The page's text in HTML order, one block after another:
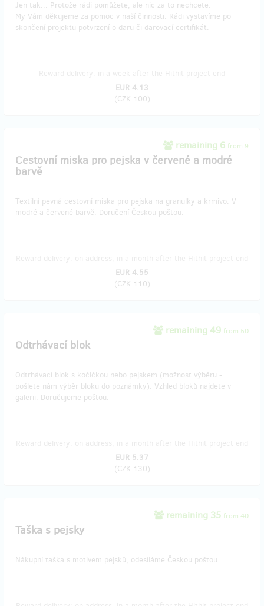
Jen tak... Protože rádi pomůžete, ale nic za to nechcete.
My Vám děkujeme za pomoc v naší činnosti. Rádi vystavíme po
skončení projektu potvrzení o daru či darovací certifikát.
EUR 4.13
(CZK 100)
remaining 6 from 9
Cestovní miska pro pejska v červené a modré
barvě
Textilní pevná cestovní miska pro pejska na granulky a krmivo. V
modré a červené barvě. Doručení Českou poštou.
EUR 4.55
(CZK 110)
remaining 49 from 50
Odtrhávací blok
Odtrhávací blok s kočičkou nebo pejskem (možnost výběru -
pošlete nám výběr bloku do poznámky). Vzhled bloků najdete v
galerii. Doručujeme poštou.
EUR 5.37
(CZK 130)
remaining 35 from 40
Taška s pejsky
Nákupní taška s motivem pejsků, odesíláme Českou poštou.